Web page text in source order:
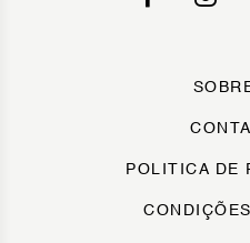
POLITICA DE